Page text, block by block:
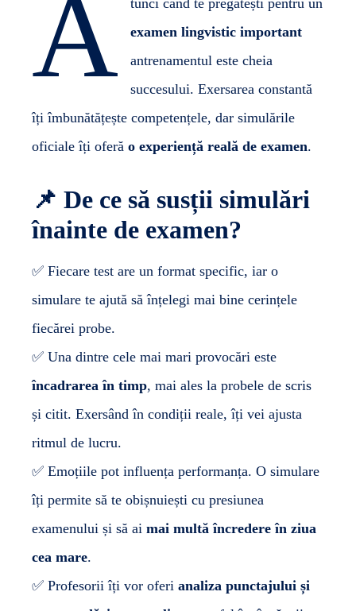
A
tunci când te pregătești pentru un
examen lingvistic important
antrenamentul este cheia
succesului. Exersarea constantă
îți îmbunătățește competențele, dar simulările
oficiale îți oferă o experiență reală de examen.
📌 De ce să susții simulări
înainte de examen?
✅ Fiecare test are un format specific, iar o
simulare te ajută să înțelegi mai bine cerințele
fiecărei probe.
✅ Una dintre cele mai mari provocări este
încadrarea în timp, mai ales la probele de scris
și citit. Exersând în condiții reale, îți vei ajusta
ritmul de lucru.
✅ Emoțiile pot influența performanța. O simulare
îți permite să te obișnuiești cu presiunea
examenului și să ai mai multă încredere în ziua
cea mare.
✅ Profesorii îți vor oferi analiza punctajului și